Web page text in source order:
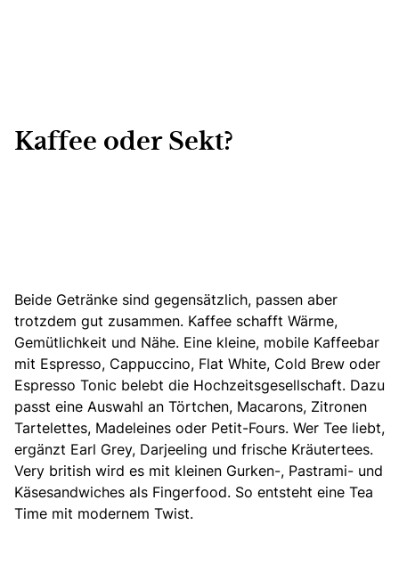
Kaffee oder Sekt?
Beide Getränke sind gegensätzlich, passen aber
trotzdem gut zusammen. Kaffee schafft Wärme,
Gemütlichkeit und Nähe. Eine kleine, mobile Kaffeebar
mit Espresso, Cappuccino, Flat White, Cold Brew oder
Espresso Tonic belebt die Hochzeitsgesellschaft. Dazu
passt eine Auswahl an Törtchen, Macarons, Zitronen
Tartelettes, Madeleines oder Petit-Fours. Wer Tee liebt,
ergänzt Earl Grey, Darjeeling und frische Kräutertees.
Very british wird es mit kleinen Gurken-, Pastrami- und
Käsesandwiches als Fingerfood. So entsteht eine Tea
Time mit modernem Twist.